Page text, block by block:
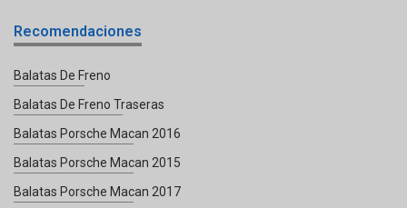
Recomendaciones
Balatas De Freno
Balatas De Freno Traseras
Balatas Porsche Macan 2016
Balatas Porsche Macan 2015
Balatas Porsche Macan 2017